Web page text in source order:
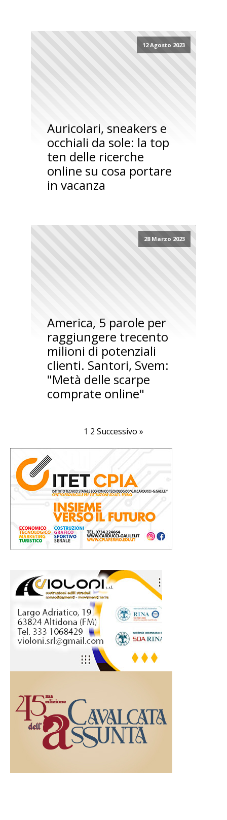
12 Agosto 2023
Auricolari, sneakers e
occhiali da sole: la top
ten delle ricerche
online su cosa portare
in vacanza
28 Marzo 2023
America, 5 parole per
raggiungere trecento
milioni di potenziali
clienti. Santori, Svem:
"Metà delle scarpe
comprate online"
1 2 Successivo »